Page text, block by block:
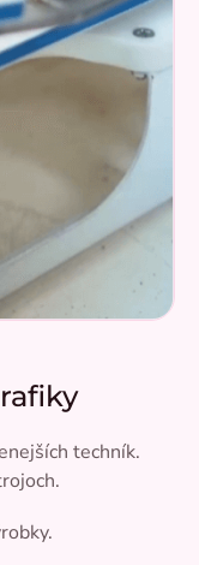
techník.